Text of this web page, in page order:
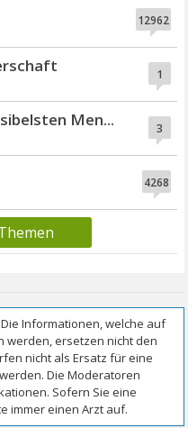
12962
1
3
Men...
4268